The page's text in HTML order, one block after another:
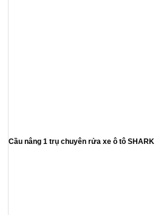
Cầu nâng 1 trụ chuyên rửa xe ô tô SHARK